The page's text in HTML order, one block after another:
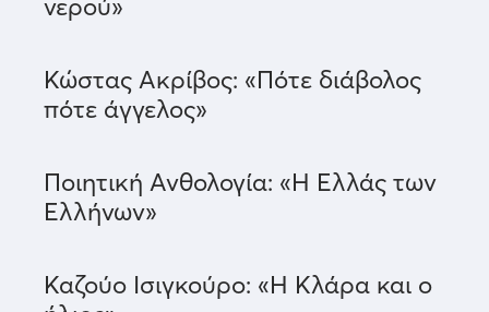
νερού»
Κώστας Ακρίβος: «Πότε διάβολος
πότε άγγελος»
Ποιητική Ανθολογία: «Η Ελλάς των
Ελλήνων»
Καζούο Ισιγκούρο: «Η Κλάρα και ο